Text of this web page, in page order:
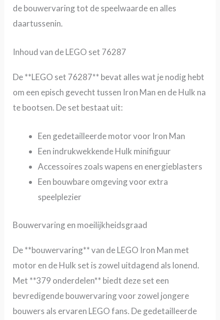
de bouwervaring tot de speelwaarde en alles
daartussenin.
Inhoud van de LEGO set 76287
De **LEGO set 76287** bevat alles wat je nodig hebt
om een episch gevecht tussen Iron Man en de Hulk na
te bootsen. De set bestaat uit:
Een gedetailleerde motor voor Iron Man
Een indrukwekkende Hulk minifiguur
Accessoires zoals wapens en energieblasters
Een bouwbare omgeving voor extra
speelplezier
Bouwervaring en moeilijkheidsgraad
De **bouwervaring** van de LEGO Iron Man met
motor en de Hulk set is zowel uitdagend als lonend.
Met **379 onderdelen** biedt deze set een
bevredigende bouwervaring voor zowel jongere
bouwers als ervaren LEGO fans. De gedetailleerde